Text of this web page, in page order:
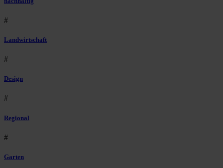
#
Landwirtschaft
#
Design
#
Regional
#
Garten